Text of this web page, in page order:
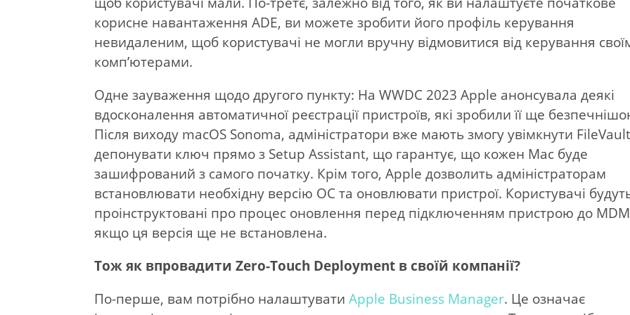
корисне навантаження ADE, ви можете зробити його профіль керування
невидаленим, щоб користувачі не могли вручну відмовитися від керування
комп’ютерами.
Одне зауваження щодо другого пункту: На WWDC 2023 Apple анонсувала деякі
вдосконалення автоматичної реєстрації пристроїв, які зробили її ще
Після виходу macOS Sonoma, адміністратори вже мають змогу увімкнути FileVault
депонувати ключ прямо з Setup Assistant, що гарантує, що кожен Mac буде
зашифрований з самого початку. Крім того, Apple дозволить адміністраторам
встановлювати необхідну версію ОС та оновлювати пристрої. Користувачі
проінструктовані про процес оновлення перед підключенням пристрою до
якщо ця версія ще не встановлена.
Тож як впровадити Zero-Touch Deployment в своїй компанії?
По-перше, вам потрібно налаштуватиApple Business Manager. Це означає